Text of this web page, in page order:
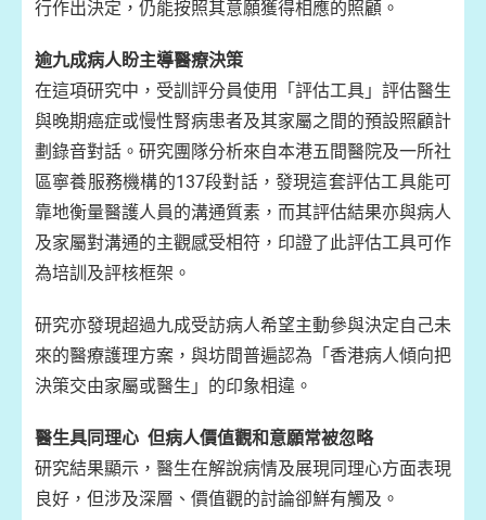
行作出決定，仍能按照其意願獲得相應的照顧。
逾九成病人盼主導醫療決策
在這項研究中，受訓評分員使用「評估工具」評估醫生
與晚期癌症或慢性腎病患者及其家屬之間的預設照顧計
劃錄音對話。研究團隊分析來自本港五間醫院及一所社
區寧養服務機構的137段對話，發現這套評估工具能可
靠地衡量醫護人員的溝通質素，而其評估結果亦與病人
及家屬對溝通的主觀感受相符，印證了此評估工具可作
為培訓及評核框架。
研究亦發現超過九成受訪病人希望主動參與決定自己未
來的醫療護理方案，與坊間普遍認為「香港病人傾向把
決策交由家屬或醫生」的印象相違。
醫生具同理心 但病人價值觀和意願常被忽略
研究結果顯示，醫生在解說病情及展現同理心方面表現
良好，但涉及深層、價值觀的討論卻鮮有觸及。